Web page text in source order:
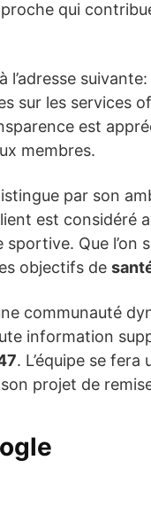
qui
suivante:
sur les services
est
membres.
par son
est considéré
Que
objectifs de
communauté
information
. L’équipe se
projet de